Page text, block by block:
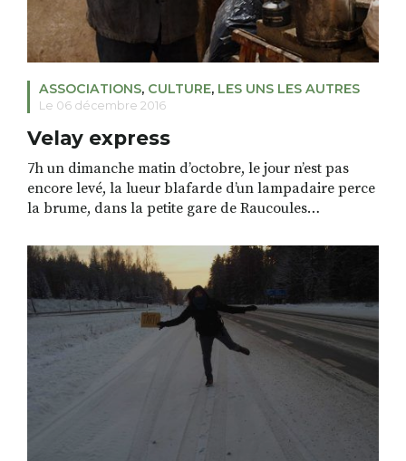
ASSOCIATIONS, CULTURE, LES UNS LES AUTRES
Le 06 décembre 2016
Velay express
7h un dimanche matin d’octobre, le jour n’est pas
encore levé, la lueur blafarde d’un lampadaire perce
la brume, dans la petite gare de Raucoules
Quelques minutes plus tard je le retrouve dans le
hangar, frontale en place, brassée de bois sous le
bras, il […]